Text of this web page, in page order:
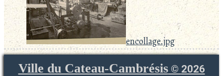
encollage.jpg
Ville du Cateau-Cambrésis© 2026